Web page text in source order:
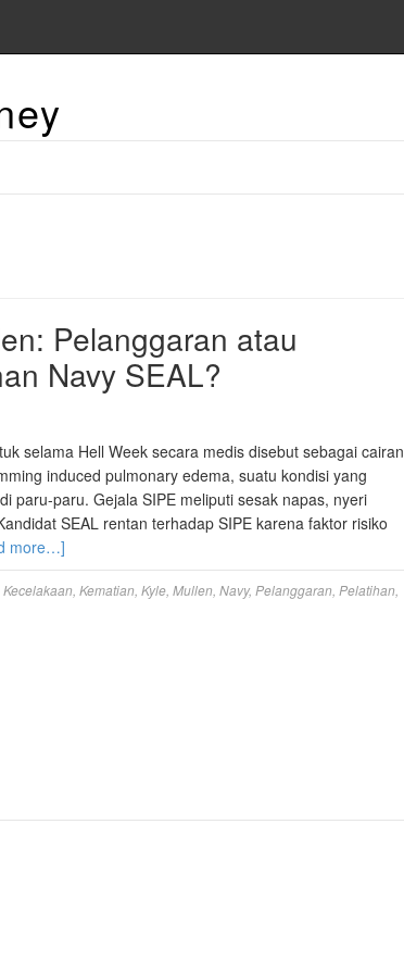
Pelanggaran atau
Navy SEAL?
selama Hell Week secara medis disebut sebagai cairan
induced pulmonary edema, suatu kondisi yang
paru-paru. Gejala SIPE meliputi sesak napas, nyeri
SEAL rentan terhadap SIPE karena faktor risiko
more…]
Kecelakaan Kematian Kyle Mullen Navy, Pelanggaran Pelatihan